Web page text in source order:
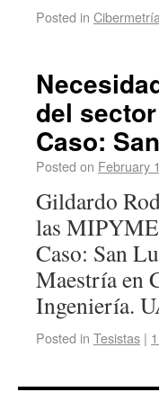
Posted in Cibermetría
del
Caso:
Posted on February
Gildardo
las
Caso: San
Maestría en
Ingeniería.
Posted in Tesistas |